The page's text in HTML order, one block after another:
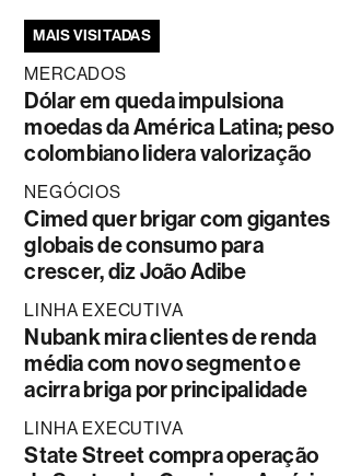
MAIS VISITADAS
MERCADOS
Dólar em queda impulsiona
moedas da América Latina; peso
colombiano lidera valorização
NEGÓCIOS
Cimed quer brigar com gigantes
globais de consumo para
crescer, diz João Adibe
LINHA EXECUTIVA
Nubank mira clientes de renda
média com novo segmento e
acirra briga por principalidade
LINHA EXECUTIVA
State Street compra operação